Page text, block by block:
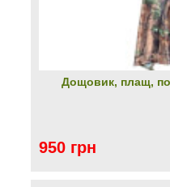
Дощовик, плащ,
950 грн